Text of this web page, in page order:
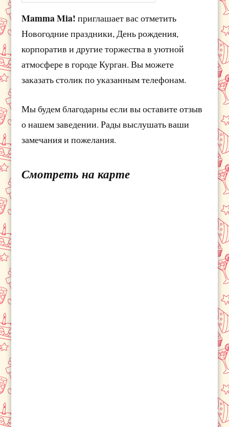
Mamma Mia!приглашает вас отметить
Новогодние праздники, День рождения,
корпоратив и другие торжества в уютной
атмосфере в городе Курган. Вы можете
заказать столик по указанным телефонам.
Мы будем благодарны если вы оставите отзыв
о нашем заведении. Рады выслушать ваши
замечания и пожелания.
Смотреть на карте